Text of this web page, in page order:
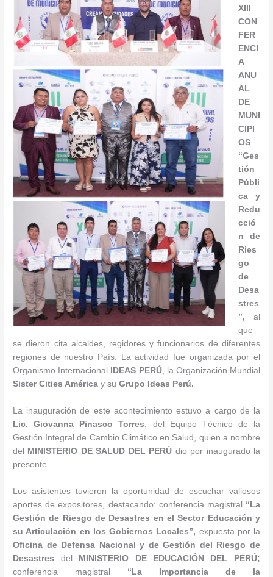
XIII
CON
FER
ENCI
A
ANU
AL
DE
MUNI
CIPI
OS
“Ges
tión
Públi
ca y
Redu
cció
n de
Ries
go
de
Desa
stres
”, al
que
se dieron cita alcaldes, regidores y funcionarios de diferentes
regiones de nuestro País. La actividad fue organizada por el
Organismo Internacional
IDEAS PERÚ, la Organización Mundial
Sister Cities Américay su Grupo Ideas Perú.
La inauguración de este acontecimiento estuvo a cargo de la
Lic. Giovanna Pinasco Torres , del Equipo Técnico de la
Gestión Integral de Cambio Climático en Salud, quien a nombre
del
MINISTERIO DE SALUD DEL PERÚ dio por inaugurado la
presente.
Los asistentes tuvieron la oportunidad de escuchar valiosos
aportes de expositores, destacando: conferencia magistral “La
Gestión de Riesgo de Desastres en el Sector Educación y
su Articulación en los Gobiernos Locales”, expuesta por la
Oficina de Defensa Nacional y de Gestión del Riesgo de
Desastres del
MINISTERIO DE EDUCACIÓN DEL PERÚ;
conferencia magistral “La Importancia de la